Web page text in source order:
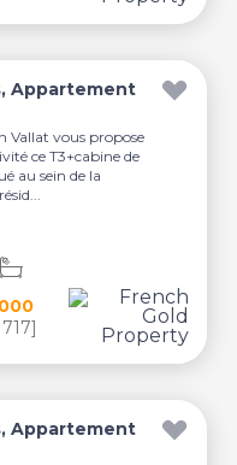
Appartement
Vallat vous propose
ce T3+cabine de
au sein de la
Appartement